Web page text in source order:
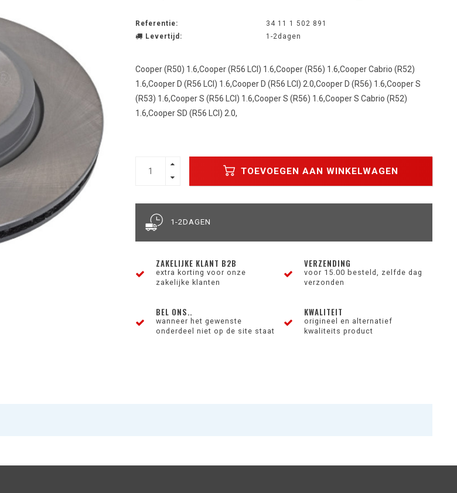
Referentie:
34 11 1 502 891
Levertijd:
1-2dagen
Cooper (R50) 1.6,Cooper (R56 LCI) 1.6,Cooper (R56) 1.6,Cooper Cabrio (R52)
1.6,Cooper D (R56 LCI) 1.6,Cooper D (R56 LCI) 2.0,Cooper D (R56) 1.6,Cooper S
(R53) 1.6,Cooper S (R56 LCI) 1.6,Cooper S (R56) 1.6,Cooper S Cabrio (R52)
1.6,Cooper SD (R56 LCI) 2.0,
TOEVOEGEN AAN WINKELWAGEN
1-2DAGEN
ZAKELIJKE KLANT B2B
extra korting voor onze
zakelijke klanten
VERZENDING
voor 15.00 besteld, zelfde dag
verzonden
BEL ONS..
wanneer het gewenste
onderdeel niet op de site staat
KWALITEIT
origineel en alternatief
kwaliteits product